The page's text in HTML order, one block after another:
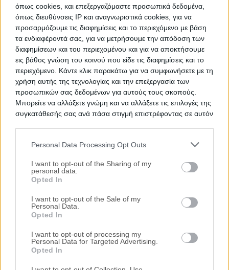
όπως cookies, και επεξεργαζόμαστε προσωπικά δεδομένα,
όπως διευθύνσεις IP και αναγνωριστικά cookies, για να
προσαρμόζουμε τις διαφημίσεις και το περιεχόμενο με βάση
τα ενδιαφέροντά σας, για να μετρήσουμε την απόδοση των
διαφημίσεων και του περιεχομένου και για να αποκτήσουμε
εις βάθος γνώση του κοινού που είδε τις διαφημίσεις και το
περιεχόμενο. Κάντε κλικ παρακάτω για να συμφωνήσετε με τη
χρήση αυτής της τεχνολογίας και την επεξεργασία των
προσωπικών σας δεδομένων για αυτούς τους σκοπούς.
Μπορείτε να αλλάξετε γνώμη και να αλλάξετε τις επιλογές της
συγκατάθεσής σας ανά πάσα στιγμή επιστρέφοντας σε αυτόν
services and may gather and store information including but
not limited to your visit or usage behaviour. You may click to
grant or deny consent to Google and its third-party tags to
use your data for below specified purposes in below Google
consent section.
Personal Data Processing Opt Outs
I want to opt-out of the Sharing of my
personal data.
Opted In
I want to opt-out of the Sale of my
Personal Data.
Opted In
I want to opt-out of processing my
Personal Data for Targeted Advertising.
Opted In
Δεν βρέθηκαν αποτελέσματα.
Ακίνητα Κατοικίες Διαμέρισμα Επαγγελματικοί Χώροι
Κατάστημα
Γραφεία
Τοπική Αναζήτηση
Νομός Αττικής
Καβάλα
Βούλα Βουλιαγμένη